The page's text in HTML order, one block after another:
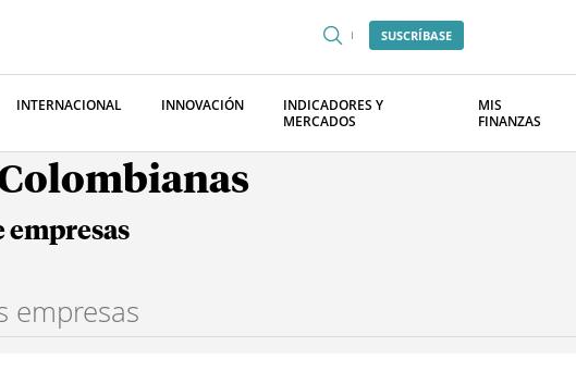
SUSCRÍBASE
INTERNACIONAL INNOVACIÓN
INDICADORES Y
MERCADOS
MIS
FINANZAS
empresas